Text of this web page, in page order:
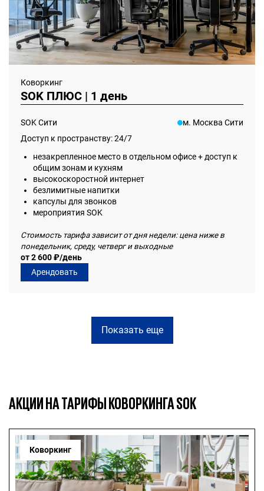
Коворкинг
SOK ПЛЮС | 1 день
SOK Сити
м. Москва Сити
Доступ к пространству: 24/7
незакрепленное место в отдельном офисе + доступ к
общим зонам и кухням
высокоскоростной интернет
безлимитные напитки
капсулы для звонков
мероприятия SOK
Стоимость тарифа зависит от дня недели: цена ниже в
понедельник, среду, четверг и выходные
от 2 600 ₽/день
Арендовать
Показать еще
АКЦИИ НА ТАРИФЫ КОВОРКИНГА SOK
Коворкинг